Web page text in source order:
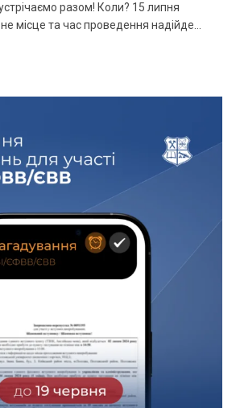
разом! Коли? 15 липня
місце та час проведення надійде